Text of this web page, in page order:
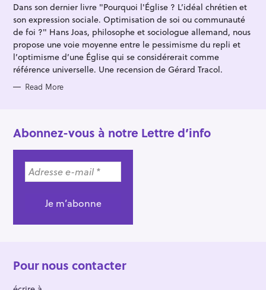
O
I
E
S
Dans son dernier livre "Pourquoi l'Église ? L’idéal chrétien et
son expression sociale. Optimisation de soi ou communauté
de foi ?" Hans Joas, philosophe et sociologue allemand, nous
propose une voie moyenne entre le pessimisme du repli et
l’optimisme d’une Église qui se considérerait comme
référence universelle. Une recension de Gérard Tracol.
Read More
Abonnez-vous à notre Lettre d’info
Pour nous contacter